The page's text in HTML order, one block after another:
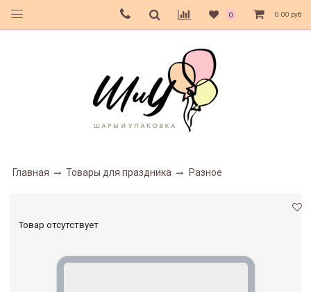
0 0.00 руб
Главная Товары для праздника Разное
Товар отсутствует